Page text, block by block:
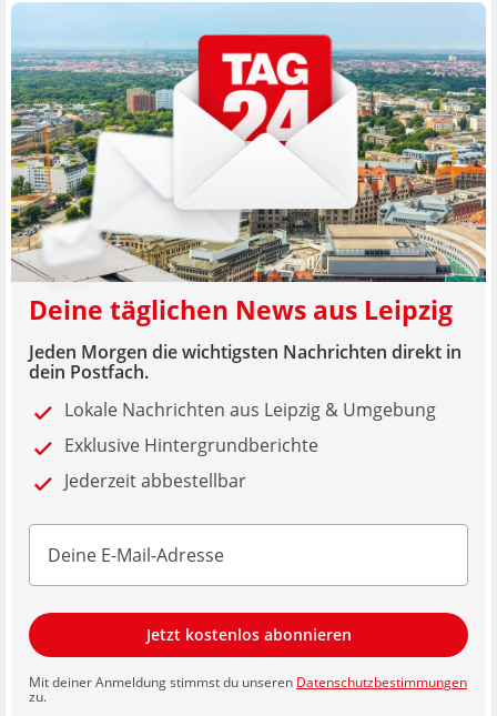
Deine täglichen News aus Leipzig
Jeden Morgen die wichtigsten Nachrichten direkt in
dein Postfach.
Lokale Nachrichten aus Leipzig & Umgebung
Exklusive Hintergrundberichte
Jederzeit abbestellbar
Jetzt kostenlos abonnieren
Mit deiner Anmeldung stimmst du unseren Datenschutzbestimmungen
zu.